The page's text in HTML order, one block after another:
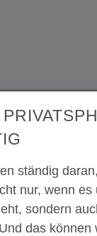
ständig
nur, wenn
sondern
das können